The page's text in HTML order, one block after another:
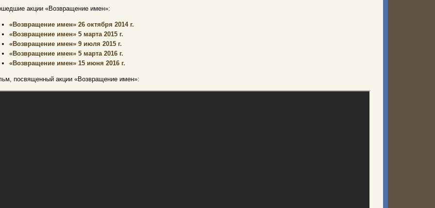
акции «Возвращение имен»:
«Возвращение имен» 26 октября 2014 г.
«Возвращение имен» 5 марта 2015 г.
«Возвращение имен» 9 июля 2015 г.
«Возвращение имен» 5 марта 2016 г.
«Возвращение имен» 15 июня 2016 г.
посвященный акции «Возвращение имен»: